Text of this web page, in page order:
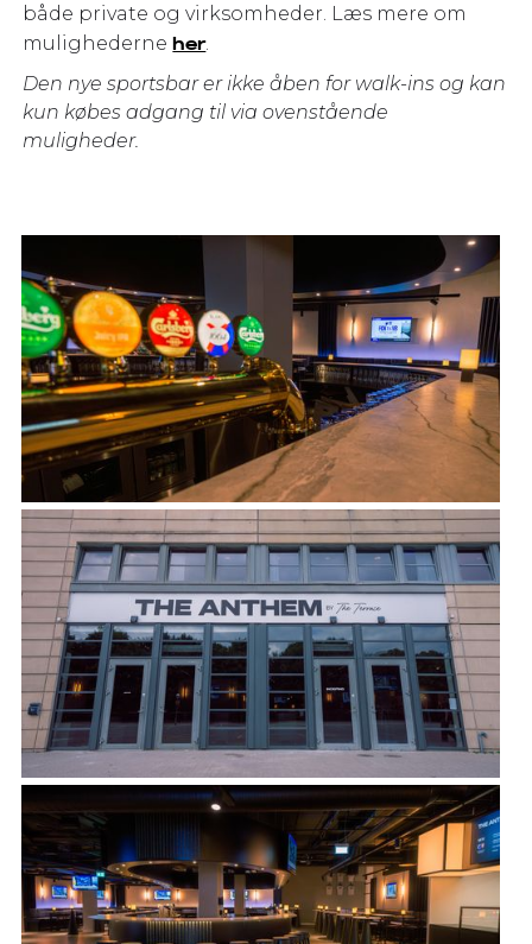
både private og virksomheder. Læs mere om
mulighederneher.
Den nye sportsbar er ikke åben for walk-ins og kan
kun købes adgang til via ovenstående
muligheder.